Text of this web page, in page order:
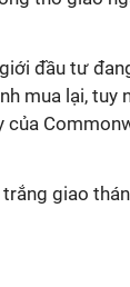
đầu tư
mua lại, tuy
của
giao